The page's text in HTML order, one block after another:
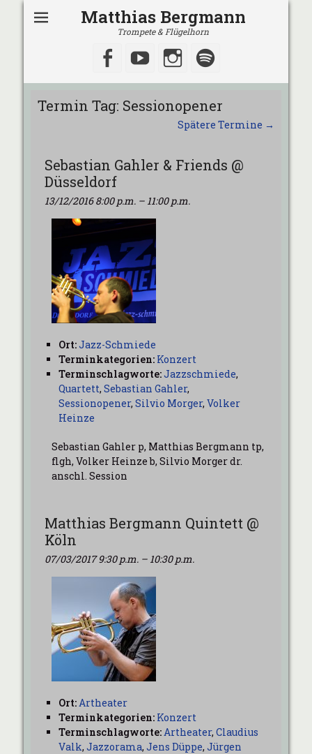
Matthias Bergmann
Trompete & Flügelhorn
Facebook
YouTubeInstagram
Termin Tag: Sessionopener
Spätere Termine →
Sebastian Gahler & Friends @
Düsseldorf
13/12/2016 8:00 p.m. – 11:00 p.m.
Ort:Jazz-Schmiede
Terminkategorien: Konzert
Terminschlagworte:Jazzschmiede,
Quartett, Sebastian Gahler,
Sessionopener, Silvio Morger, Volker
Heinze
Sebastian Gahler p, Matthias Bergmann tp,
flgh, Volker Heinze b, Silvio Morger dr.
anschl. Session
Matthias Bergmann Quintett @
Köln
07/03/2017 9:30 p.m. – 10:30 p.m.
Ort:Artheater
Terminkategorien: Konzert
Terminschlagworte:Artheater, Claudius
Valk, Jazzorama, Jens Düppe, Jürgen